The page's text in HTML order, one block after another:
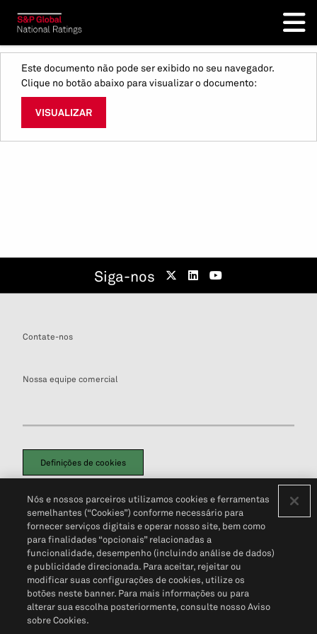
Este documento não pode ser exibido no seu navegador.
Clique no botão abaixo para visualizar o documento:
VISUALIZAR
Siga-nos
Contate-nos
Nossa equipe comercial
Definições de cookies
Política de PrivacidadePortal de privacidade do cliente (em inglês)
Não Venda Minhas Informações Pessoais© 2026 S&P Global
Nós e nossos parceiros utilizamos cookies e ferramentas
semelhantes (“Cookies”) conforme necessário para
fornecer serviços digitais e operar nosso site, bem como
para finalidades “opcionais” relacionadas a
funcionalidade, desempenho (incluindo análise de dados)
e publicidade direcionada. Para aceitar, rejeitar ou
modificar suas configurações de cookies, utilize os
botões neste banner. Para mais informações ou para
alterar sua escolha posteriormente, consulte nosso Aviso
sobre Cookies.